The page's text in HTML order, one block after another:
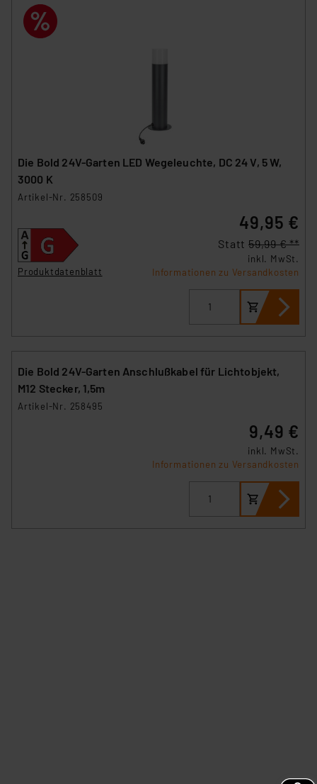
Die Bold 24V-Garten LED Wegeleuchte, DC 24 V, 5 W,
3000 K
Artikel-Nr. 258509
Produktdatenblatt
49,95 €
Statt 59,99 € **
inkl. MwSt.
Informationen zu Versandkosten
Die Bold 24V-Garten Anschlußkabel für Lichtobjekt,
M12 Stecker, 1,5m
Artikel-Nr. 258495
9,49 €
inkl. MwSt.
Informationen zu Versandkosten